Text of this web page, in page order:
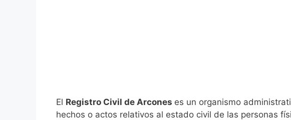
El Registro Civil de Arcones es un organismo
hechos o actos relativos al estado civil de las personas